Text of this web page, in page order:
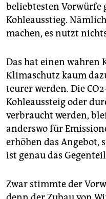
beliebtesten Vorwürfe
Kohleausstieg.
machen, es nutzt
Das hat einen wahren
Klimaschutz kaum
teurer werden. Die
Kohleaussteig oder
verbraucht werden,
anderswo für
erhöhen das Angebot,
ist genau das
Zwar stimmte der